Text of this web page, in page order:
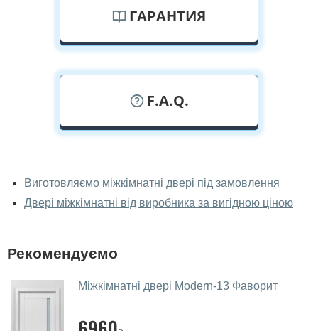
ГАРАНТИЯ
F.A.Q.
двері фаворит наживо?
Так, можна подивитися міжкімнатні двері фаворит у
У вас великий магазин?
дверей.
Чи допомагаєте ви вибрати
Виготовляємо міжкімнатні двері під замовлення
Двері міжкімнатні від виробника за вигідною ціною
Рекомендуємо
Міжкімнатні двері Modern-13 Фаворит